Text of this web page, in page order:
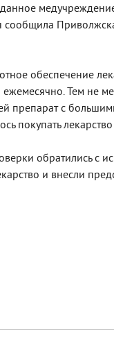
обеспечение
Тем не
препарат с
покупать лекарство
обратились с
и внесли